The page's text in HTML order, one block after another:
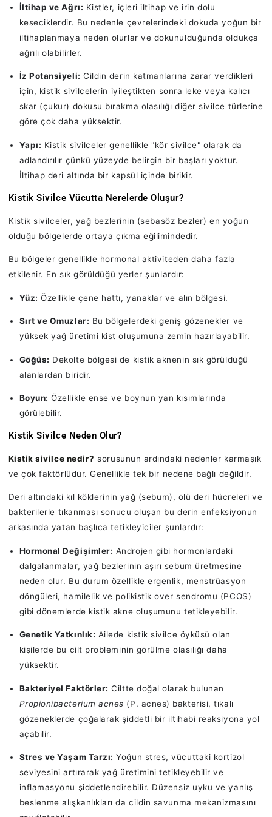
İltihap ve Ağrı: Kistler, içleri iltihap ve irin dolu
keseciklerdir. Bu nedenle çevrelerindeki dokuda yoğun bir
iltihaplanmaya neden olurlar ve dokunulduğunda oldukça
ağrılı olabilirler.
İz Potansiyeli: Cildin derin katmanlarına zarar verdikleri
için, kistik sivilcelerin iyileştikten sonra leke veya kalıcı
skar (çukur) dokusu bırakma olasılığı diğer sivilce türlerine
göre çok daha yüksektir.
Yapı: Kistik sivilceler genellikle "kör sivilce" olarak da
adlandırılır çünkü yüzeyde belirgin bir başları yoktur.
İltihap deri altında bir kapsül içinde birikir.
Kistik Sivilce Vücutta Nerelerde Oluşur?
Kistik sivilceler, yağ bezlerinin (sebasöz bezler) en yoğun
olduğu bölgelerde ortaya çıkma eğilimindedir.
Bu bölgeler genellikle hormonal aktiviteden daha fazla
etkilenir. En sık görüldüğü yerler şunlardır:
Yüz: Özellikle çene hattı, yanaklar ve alın bölgesi.
Sırt ve Omuzlar: Bu bölgelerdeki geniş gözenekler ve
yüksek yağ üretimi kist oluşumuna zemin hazırlayabilir.
Göğüs: Dekolte bölgesi de kistik aknenin sık görüldüğü
alanlardan biridir.
Boyun: Özellikle ense ve boynun yan kısımlarında
görülebilir.
Kistik Sivilce Neden Olur?
Kistik sivilce nedir? sorusunun ardındaki nedenler karmaşık
ve çok faktörlüdür. Genellikle tek bir nedene bağlı değildir.
Deri altındaki kıl köklerinin yağ (sebum), ölü deri hücreleri ve
bakterilerle tıkanması sonucu oluşan bu derin enfeksiyonun
arkasında yatan başlıca tetikleyiciler şunlardır:
Hormonal Değişimler: Androjen gibi hormonlardaki
dalgalanmalar, yağ bezlerinin aşırı sebum üretmesine
neden olur. Bu durum özellikle ergenlik, menstrüasyon
döngüleri, hamilelik ve polikistik over sendromu (PCOS)
gibi dönemlerde kistik akne oluşumunu tetikleyebilir.
Genetik Yatkınlık: Ailede kistik sivilce öyküsü olan
kişilerde bu cilt probleminin görülme olasılığı daha
yüksektir.
Bakteriyel Faktörler: Ciltte doğal olarak bulunan
Propionibacterium acnes (P. acnes) bakterisi, tıkalı
gözeneklerde çoğalarak şiddetli bir iltihabi reaksiyona yol
açabilir.
Stres ve Yaşam Tarzı: Yoğun stres, vücuttaki kortizol
seviyesini artırarak yağ üretimini tetikleyebilir ve
inflamasyonu şiddetlendirebilir. Düzensiz uyku ve yanlış
beslenme alışkanlıkları da cildin savunma mekanizmasını